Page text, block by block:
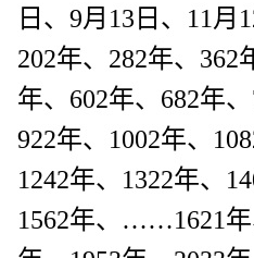
日、9月13日、11月
202年、282年、362
年、602年、682年、
922年、1002年、
1242年、1322年、
1562年、……1621年